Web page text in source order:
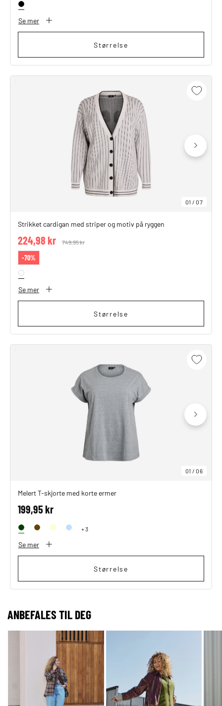
Se mer
Størrelse
01 /07
Strikket cardigan med striper og motiv på ryggen
Price reduced from
749,95 kr
224,98 kr
-70%
Se mer
Størrelse
01 /06
Melert T-skjorte med korte ermer
199,95 kr
+ 3
Se mer
Størrelse
ANBEFALES TIL DEG